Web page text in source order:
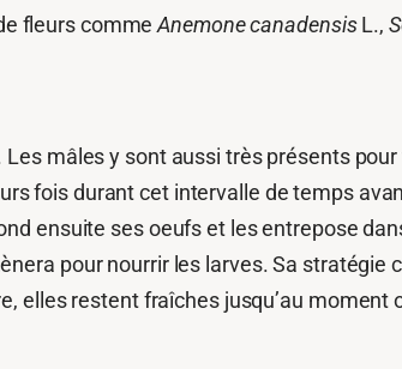
fleurs commeAnemone canadensisL.,
mâles y sont aussi très présents
fois durant cet intervalle de temps
ensuite ses oeufs et les entrepose
pour nourrir les larves. Sa stratégie
elles restent fraîches jusqu’au